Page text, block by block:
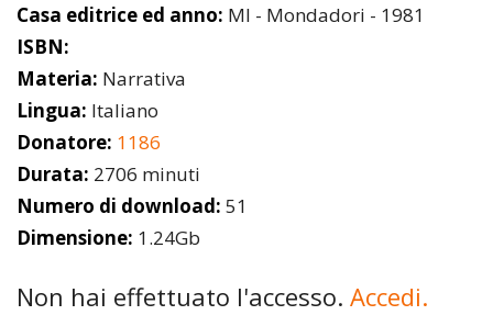
Casa editrice ed anno: MI - Mondadori - 1981
ISBN:
Materia: Narrativa
Lingua: Italiano
Donatore: 1186
Durata: 2706 minuti
Numero di download: 51
Dimensione: 1.24Gb
Non hai effettuato l'accesso. Accedi.